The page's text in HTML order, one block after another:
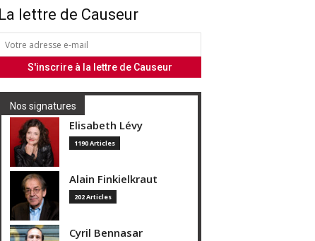
La lettre de Causeur
Nos signatures
Elisabeth Lévy
1190 Articles
Alain Finkielkraut
202 Articles
Cyril Bennasar